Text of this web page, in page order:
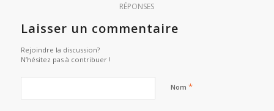
RÉPONSES
Laisser un commentaire
Rejoindre la discussion?
N’hésitez pas à contribuer !
Nom *